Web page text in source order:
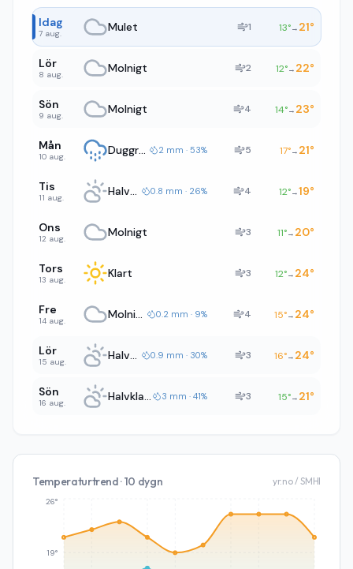
Idag
7 aug. Mulet 1 13°→ 21°
Lör
8 aug. Molnigt 2 12°→ 22°
Sön
9 aug. Molnigt 4 14°→ 23°
Mån
10 aug. Duggregn 2 mm · 53% 5 17°→ 21°
Tis
11 aug. Halvklart 0.8 mm · 26% 4 12°→19°
Ons
12 aug. Molnigt 3 11°→ 20°
Tors
13 aug. Klart 3 12°→ 24°
Fre
14 aug. Molnigt 0.2 mm · 9% 4 15°→ 24°
Lör
15 aug. Halvklart 0.9 mm · 30% 3 16°→ 24°
Sön
16 aug. Halvklart 3 mm · 41% 3 15°→ 21°
Temperaturtrend · 10 dygn yr.no / SMHI
19°
26°